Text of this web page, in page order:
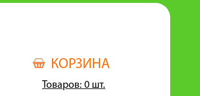
КОРЗИНА
Товаров: 0 шт.